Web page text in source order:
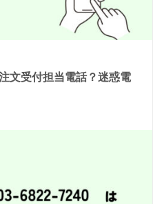
文受付担当電話？迷惑電